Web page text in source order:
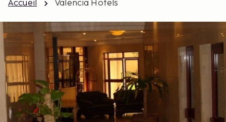
Accueil Valencia Hotels